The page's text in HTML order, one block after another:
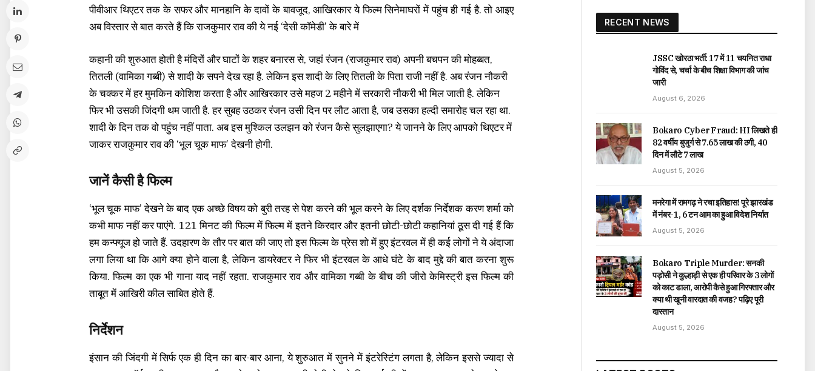
पीवीआर थिएटर तक के सफर और मानहानि के दावों के बावजूद, आखिरकार ये फिल्म सिनेमाघरों में पहुंच ही गई है. तो आइए
अब विस्तार से बात करते हैं कि राजकुमार राव की ये नई ‘देसी कॉमेडी’ के बारे में
कहानी की शुरुआत होती है मंदिरों और घाटों के शहर बनारस से, जहां रंजन (राजकुमार राव) अपनी बचपन की मोहब्बत,
तितली (वामिका गब्बी) से शादी के सपने देख रहा है. लेकिन इस शादी के लिए तितली के पिता राजी नहीं है. अब रंजन नौकरी
के चक्कर में हर मुमकिन कोशिश करता है और आखिरकार उसे महज 2 महीने में सरकारी नौकरी भी मिल जाती है. लेकिन
फिर भी उसकी जिंदगी थम जाती है. हर सुबह उठकर रंजन उसी दिन पर लौट आता है, जब उसका हल्दी समारोह चल रहा था.
शादी के दिन तक वो पहुंच नहीं पाता. अब इस मुश्किल उलझन को रंजन कैसे सुलझाएगा? ये जानने के लिए आपको थिएटर में
जाकर राजकुमार राव की ‘भूल चूक माफ’ देखनी होगी.
जानें कैसी है फिल्म
‘भूल चूक माफ’ देखने के बाद एक अच्छे विषय को बुरी तरह से पेश करने की भूल करने के लिए दर्शक निर्देशक करण शर्मा को
कभी माफ नहीं कर पाएंगे. 121 मिनट की फिल्म में फिल्म में इतने किरदार और इतनी छोटी-छोटी कहानियां ठूस दी गई हैं कि
हम कन्फ्यूज हो जाते हैं. उदहारण के तौर पर बात की जाए तो इस फिल्म के प्रेस शो में हुए इंटरवल में ही कई लोगों ने ये अंदाजा
लगा लिया था कि आगे क्या होने वाला है, लेकिन डायरेक्टर ने फिर भी इंटरवल के आधे घंटे के बाद मुद्दे की बात करना शुरू
किया. फिल्म का एक भी गाना याद नहीं रहता. राजकुमार राव और वामिका गब्बी के बीच की जीरो केमिस्ट्री इस फिल्म की
ताबूत में आखिरी कील साबित होते हैं.
निर्देशन
इंसान की जिंदगी में सिर्फ एक ही दिन का बार-बार आना, ये शुरुआत में सुनने में इंटरेस्टिंग लगता है, लेकिन इससे ज्यादा से
RECENT NEWS
JSSC खोरठा भर्ती: 17 में 11 चयनित राधा
गोविंद से, चर्चा के बीच शिक्षा विभाग की जांच
जारी
August 6, 2026
Bokaro Cyber Fraud: HI लिखते ही
82 वर्षीय बुजुर्ग से ₹7.65 लाख की ठगी, 40
दिन में लौटे ₹7 लाख
August 5, 2026
मनरेगा में रामगढ़ ने रचा इतिहास! पूरे झारखंड
में नंबर-1, 6 टन आम का हुआ विदेश निर्यात
August 5, 2026
Bokaro Triple Murder: सनकी
पड़ोसी ने कुल्हाड़ी से एक ही परिवार के 3 लोगों
को काट डाला, आरोपी कैसे हुआ गिरफ्तार और
क्या थी खूनी वारदात की वजह? पढ़िए पूरी
दास्तान
August 5, 2026